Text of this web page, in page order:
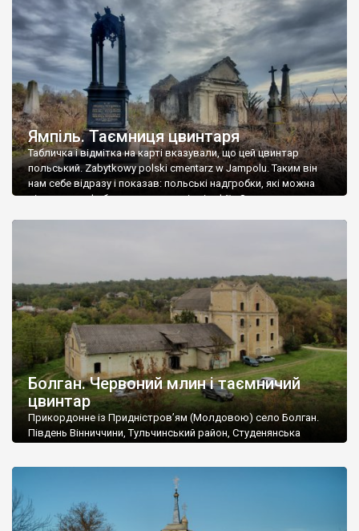
Ямпіль. Таємниця цвинтаря
Табличка і відмітка на карті вказували, що цей цвинтар
польський. Zabytkowy polski cmentarz w Jampolu. Таким він
нам себе відразу і показав: польські надгробки, які можна
віднести до фабричних, польські епітафії… Загалом цвинтар
Болган. Червоний млин і таємничий
цвинтар
Прикордонне із Придністров’ям (Молдовою) село Болган.
Південь Вінниччини, Тульчинський район, Студенянська
старовинний цвинтар із кам’яними хрестами. Всі епітафії, які
збереглися, написані кирилицею, церковнослов’янською
мовою. За всіма традиційними ознаками – цвинтар
український. Хрести датуються 19 століттям. У 1924-1940